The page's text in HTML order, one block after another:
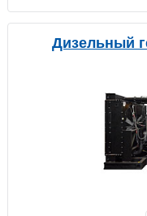
Дизельный